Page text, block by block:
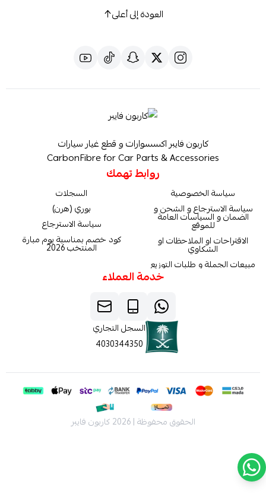
العودة إلى أعلى
كاربون فايبر اكسسوارات و قطع غيار سيارات
CarbonFibre for Car Parts & Accessories
روابط تهمك
سياسة الخصوصية
سياسة الاسترجاع و الشحن و
الضمان و السياسات العامة
للموقع
الاقتراحات او الملاحظات او
الشكاوي
مبيعات الجملة و طلبات التوزيع
السجلات
بوري (هرن)
سياسة الاسترجاع
كود خصم بمناسبة يوم مبارة
المنتخب 2026
خدمة العملاء
السجل التجاري
4030344350
الحقوق محفوظة | 2026 كاربون فايبر